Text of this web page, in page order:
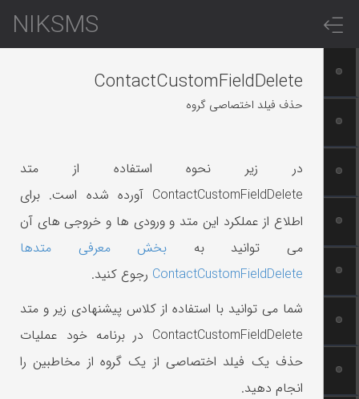
NIKSMS
ContactCustomFieldDelete
حذف فیلد اختصاصی گروه
در زیر نحوه استفاده از متد
ContactCustomFieldDelete آورده شده است. برای
اطلاع از عملکرد این متد و ورودی ها و خروجی های آن
می توانید به بخش معرفی متدها
ContactCustomFieldDelete رجوع کنید.
شما می توانید با استفاده از کلاس پیشنهادی زیر و متد
ContactCustomFieldDelete در برنامه خود عملیات
حذف یک فیلد اختصاصی از یک گروه از مخاطبین را
انجام دهید.